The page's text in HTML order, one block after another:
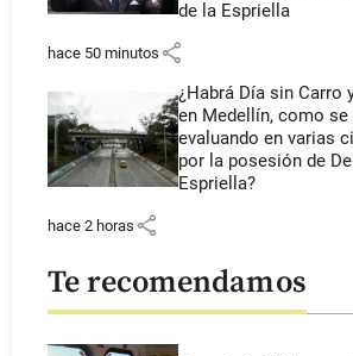
de la Espriella
hace 50 minutos share
¿Habrá Día sin Carro
en Medellín, como se
evaluando en varias
por la posesión de
Espriella?
hace 2 horas share
Te recomendamos